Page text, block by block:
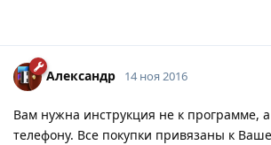
Александр 14 ноя 2016
Вам нужна инструкция не к программе,
телефону. Все покупки привязаны к